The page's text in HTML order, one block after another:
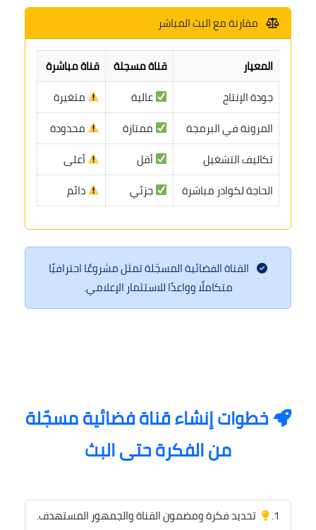
مقارنة مع البث المباشر
المعيار قناة مسجلة
قناة مباشرة
جودة الإنتاج
عالية
متغيرة
المرونة في البرمجة
ممتازة
محدودة
تكاليف التشغيل
أقل
أعلى
الحاجة لكوادر مباشرة
جزئي دائم
القناة الفضائية المسجّلة تمثل مشروعًا احترافيًا
متكاملًا وواعدًا للاستثمار الإعلامي.
خطوات إنشاء قناة فضائية مسجّلة
من الفكرة حتى البث
تحديد فكرة ومضمون القناة والجمهور المستهدف.